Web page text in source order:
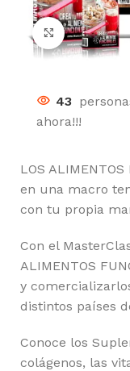
Click to
43
ahora!!!
LOS
en una macro
con tu propia
Con el
ALIMENTOS
y
distintos países
Conoce los
colágenos, las